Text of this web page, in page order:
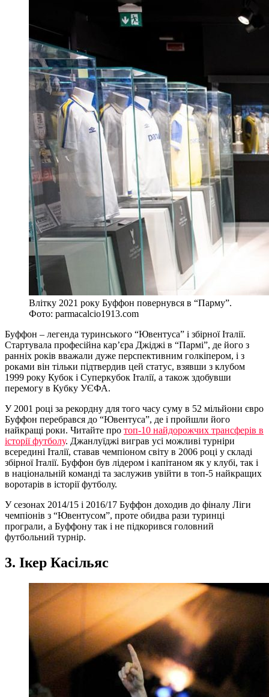
Влітку 2021 року Буффон повернувся в “Парму”.
Фото: parmacalcio1913.com
Буффон – легенда туринського “Ювентуса” і збірної Італії.
Стартувала професійна кар’єра Джіджі в “Пармі”, де його з
ранніх років вважали дуже перспективним голкіпером, і з
роками він тільки підтвердив цей статус, взявши з клубом
1999 року Кубок і Суперкубок Італії, а також здобувши
перемогу в Кубку УЄФА.
У 2001 році за рекордну для того часу суму в 52 мільйони євро
Буффон перебрався до “Ювентуса”, де і пройшли його
найкращі роки. Читайте про топ-10 найдорожчих трансферів в
історії футболу. Джанлуїджі виграв усі можливі турніри
всередині Італії, ставав чемпіоном світу в 2006 році у складі
збірної Італії. Буффон був лідером і капітаном як у клубі, так і
в національній команді та заслужив увійти в топ-5 найкращих
воротарів в історії футболу.
У сезонах 2014/15 і 2016/17 Буффон доходив до фіналу Ліги
чемпіонів з “Ювентусом”, проте обидва рази туринці
програли, а Буффону так і не підкорився головний
футбольний турнір.
3. Ікер Касільяс